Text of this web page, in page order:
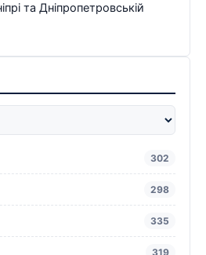
та Дніпропетровській
302
298
335
319